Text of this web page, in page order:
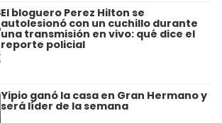
El bloguero Perez Hilton se
autolesionó con un cuchillo durante
una transmisión en vivo: qué dice el
reporte policial
Yipio ganó la casa en Gran Hermano y
será líder de la semana